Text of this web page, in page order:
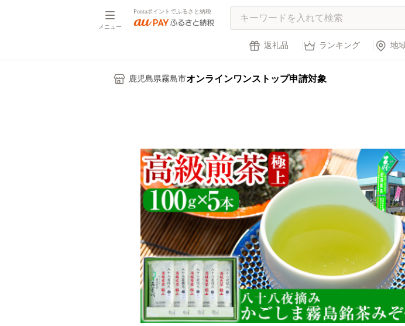
メニュー
Pontaポイントでふるさと納税
返礼品 ランキング 地
鹿児島県霧島市オンラインワンストップ申請対象